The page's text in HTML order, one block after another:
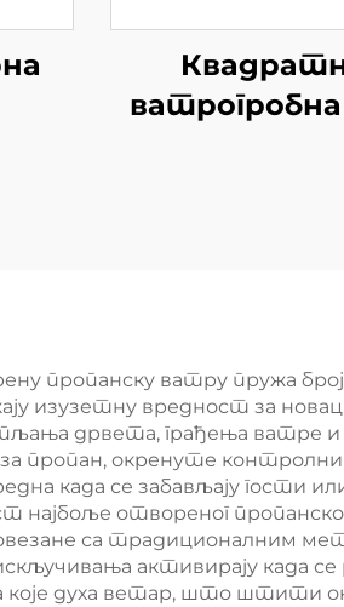
ватрогробна
пропанску ватру пружа
изузетну вредност за
дрвета, грађења ватре
пропан, окренуте
када се забављају
најбоље отвореног
са традиционалним
активирају када
које духа ветар, што штити